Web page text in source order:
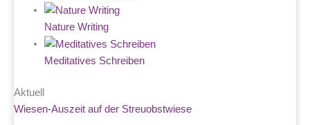
Nature Writing
Meditatives Schreiben
Aktuell
Wiesen-Auszeit auf der Streuobstwiese